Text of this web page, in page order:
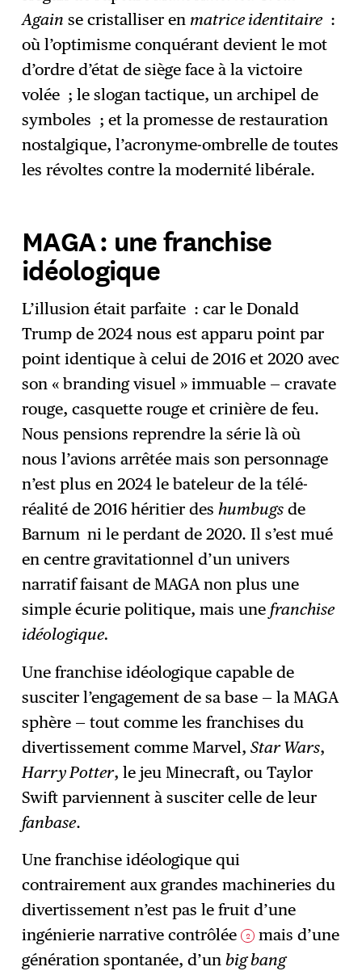
Again se cristalliser en matrice identitaire:
où l’optimisme conquérant devient le mot
d’ordre d’état de siège face à la victoire
volée ; le slogan tactique, un archipel de
symboles ; et la promesse de restauration
nostalgique, l’acronyme-ombrelle de toutes
les révoltes contre la modernité libérale.
MAGA : une franchise
idéologique
L’illusion était parfaite : car le Donald
Trump de 2024 nous est apparu point par
point identique à celui de 2016 et 2020 avec
son « branding visuel » immuable — cravate
rouge, casquette rouge et crinière de feu.
Nous pensions reprendre la série là où
nous l’avions arrêtée mais son personnage
n’est plus en 2024 le bateleur de la télé-
réalité de 2016 héritier des humbugs de
Barnum ni le perdant de 2020. Il s’est mué
en centre gravitationnel d’un univers
narratif faisant de MAGA non plus une
simple écurie politique, mais une franchise
idéologique.
Une franchise idéologique capable de
susciter l’engagement de sa base — la MAGA
sphère — tout comme les franchises du
divertissement comme Marvel,Star Wars,
Harry Potter, le jeu Minecraft, ou Taylor
Swift parviennent à susciter celle de leur
fanbase.
Une franchise idéologique qui
contrairement aux grandes machineries du
divertissement n’est pas le fruit d’une
ingénierie narrative contrôlée 2
mais d’une
génération spontanée, d’unbig bang